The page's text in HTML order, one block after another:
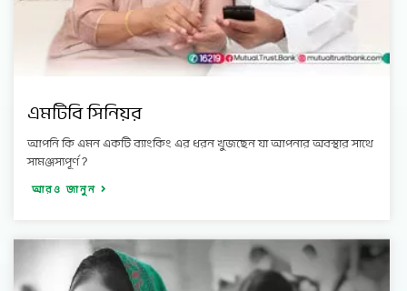
এমটিবি সিনিয়র
আপনি কি এমন একটি ব্যাংকিং এর ধরন খুজছেন যা আপনার অবস্থার সাথে
সামঞ্জস্যপূর্ণ ?
আরও জানুন